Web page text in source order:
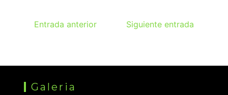
Entrada anterior Siguiente entrada
Galeria